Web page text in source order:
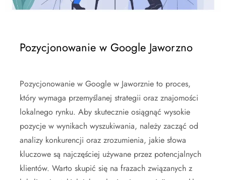
Pozycjonowanie w Google Jaworzno
Pozycjonowanie w Google w Jaworznie to proces,
który wymaga przemyślanej strategii oraz znajomości
lokalnego rynku. Aby skutecznie osiągnąć wysokie
pozycje w wynikach wyszukiwania, należy zacząć od
analizy konkurencji oraz zrozumienia, jakie słowa
kluczowe są najczęściej używane przez potencjalnych
klientów. Warto skupić się na frazach związanych z